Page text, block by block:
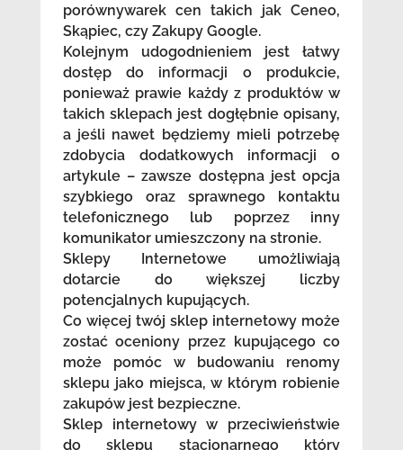
porównywarek cen takich jak Ceneo,
Skąpiec, czy Zakupy Google.
Kolejnym udogodnieniem jest łatwy
dostęp do informacji o produkcie,
ponieważ prawie każdy z produktów w
takich sklepach jest dogłębnie opisany,
a jeśli nawet będziemy mieli potrzebę
zdobycia dodatkowych informacji o
artykule – zawsze dostępna jest opcja
szybkiego oraz sprawnego kontaktu
telefonicznego lub poprzez inny
komunikator umieszczony na stronie.
Sklepy Internetowe umożliwiają
dotarcie do większej liczby
potencjalnych kupujących.
Co więcej twój sklep internetowy może
zostać oceniony przez kupującego co
może pomóc w budowaniu renomy
sklepu jako miejsca, w którym robienie
zakupów jest bezpieczne.
Sklep internetowy w przeciwieństwie
do sklepu stacjonarnego który